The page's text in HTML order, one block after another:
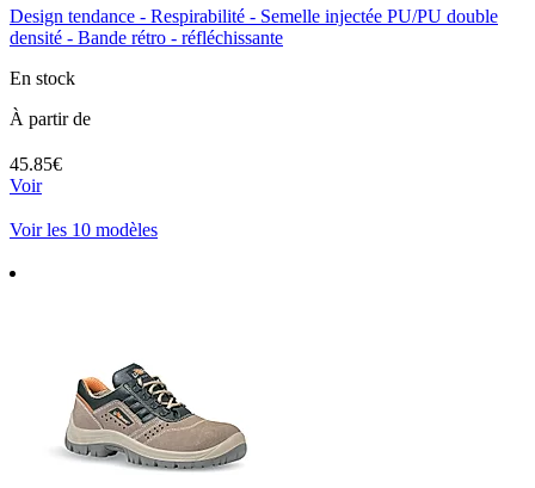
Design tendance - Respirabilité - Semelle injectée PU/PU double
densité - Bande rétro - réfléchissante
En stock
À partir de
45.85€
Voir
Voir les 10 modèles